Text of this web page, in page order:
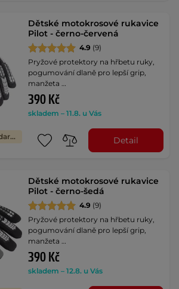
Výměna velikosti zdarma
Dětské motokrosové rukavice
Pilot - černo-červená
4.9 (9)
Pryžové protektory na hřbetu ruky,
pogumování dlaně pro lepší grip,
manžeta …
390 Kč
skladem – 11.8. u Vás
Detail
Dětské motokrosové rukavice
Pilot - černo-šedá
4.9 (9)
Pryžové protektory na hřbetu ruky,
pogumování dlaně pro lepší grip,
manžeta …
390 Kč
skladem – 12.8. u Vás